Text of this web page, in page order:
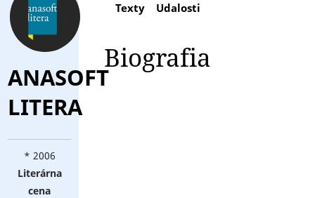
ANASOFT
LITERA
* 2006
Literárna
cena
Texty
Udalosti
Biografia